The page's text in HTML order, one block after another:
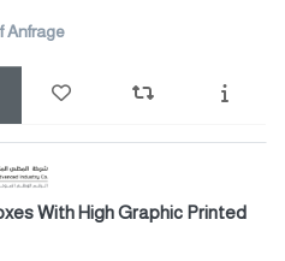
Anfrage
With High Graphic Printed